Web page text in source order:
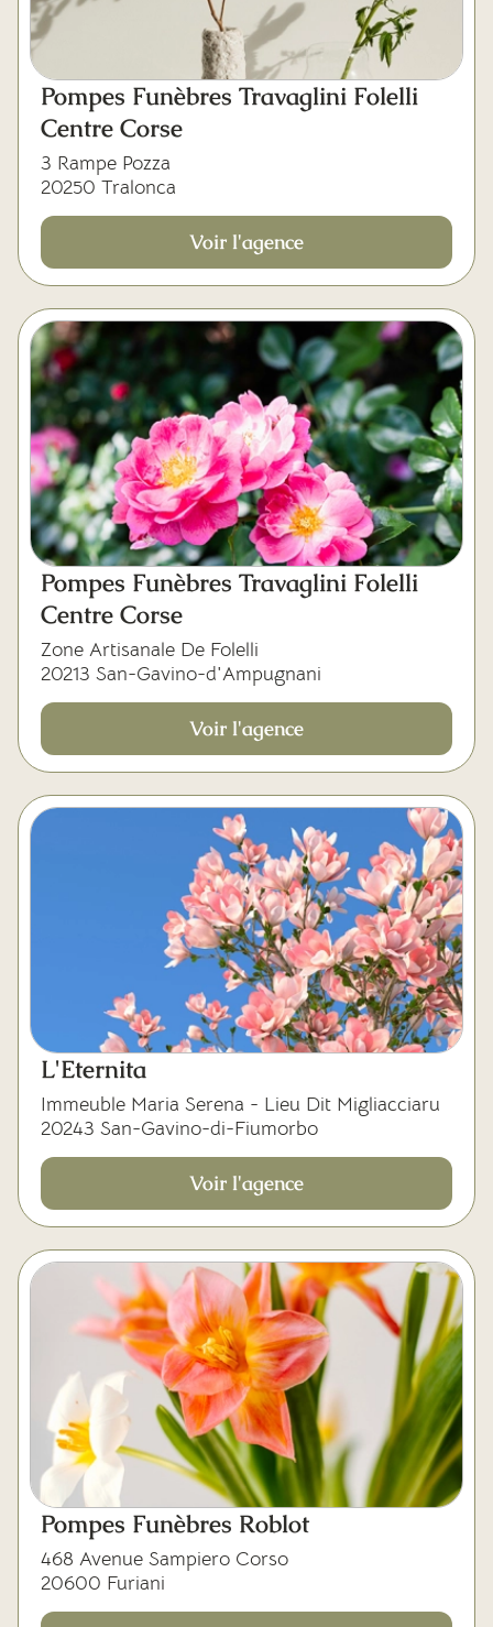
Pompes Funèbres Travaglini Folelli
Centre Corse
3 Rampe Pozza
20250 Tralonca
Voir l'agence
Pompes Funèbres Travaglini Folelli
Centre Corse
Zone Artisanale De Folelli
20213 San-Gavino-d'Ampugnani
Voir l'agence
L'Eternita
Immeuble Maria Serena - Lieu Dit Migliacciaru
20243 San-Gavino-di-Fiumorbo
Voir l'agence
Pompes Funèbres Roblot
468 Avenue Sampiero Corso
20600 Furiani